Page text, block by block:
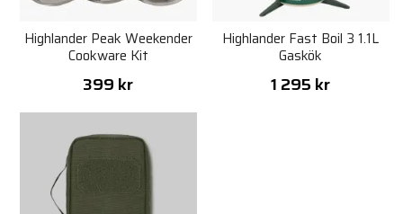
Highlander Peak Weekender
Cookware Kit
399 kr
Highlander Fast Boil 3 1.1L
Gaskök
1 295 kr